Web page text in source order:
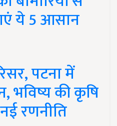
ये 5 आसान
पटना में
भविष्य की कृषि
रणनीति